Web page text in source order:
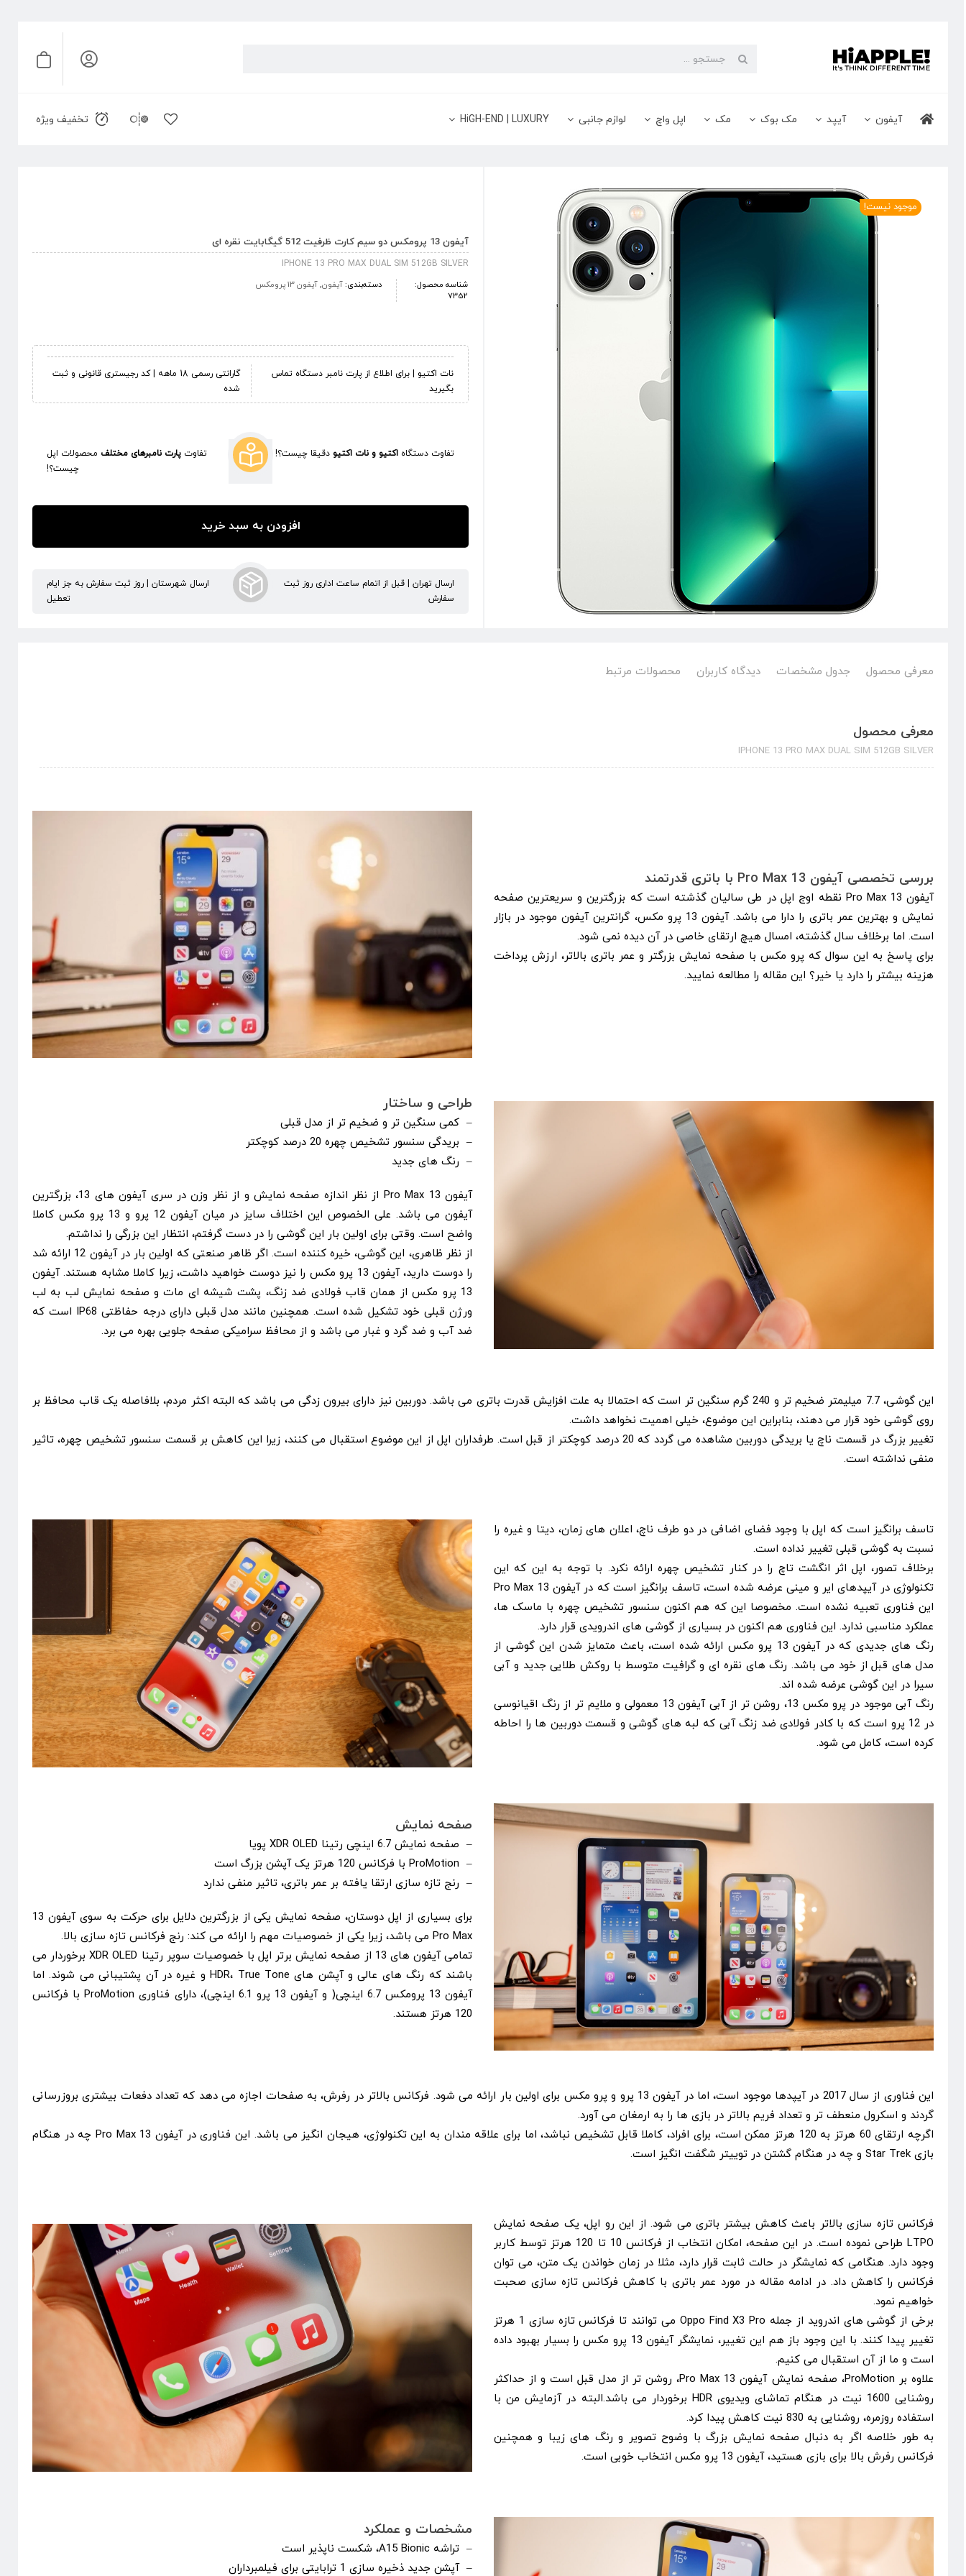
content
جستجو
آیفون آیپد مک بوک مک اپل واچ لوازم جانبی HiGH-END | LUXURY تخفیف ویژه
موجود نیست!
آیفون 13 پرومکس دو سیم کارت ظرفیت 512 گیگابایت نقره ای
IPHONE 13 PRO MAX DUAL SIM 512GB SILVER
شناسه محصول:
7352
دسته‌بندی:آیفون,آیفون 13 پرومکس
نات اکتیو | برای اطلاع از پارت نامبر دستگاه تماس
بگیرید
گارانتی رسمی 18 ماهه | کد رجیستری قانونی و ثبت
شده
تفاوت دستگاه اکتیو و نات اکتیو دقیقا چیست؟! تفاوت پارت نامبرهای مختلف محصولات اپل
چیست؟!
افزودن به سبد خرید
ارسال تهران | قبل از اتمام ساعت اداری روز ثبت
سفارش
ارسال شهرستان | روز ثبت سفارش به جز ایام
تعطیل
معرفی محصول جدول مشخصات دیدگاه کاربران محصولات مرتبط
معرفی محصول
IPHONE 13 PRO MAX DUAL SIM 512GB SILVER
بررسی تخصصی آیفون 13 Pro Max با باتری قدرتمند
آیفون 13 Pro Max نقطه اوج اپل در طی سالیان گذشته است که بزرگترین و سریعترین صفحه
نمایش و بهترین عمر باتری را دارا می باشد. آیفون 13 پرو مکس، گرانترین آیفون موجود در بازار
است. اما برخلاف سال گذشته، امسال هیچ ارتقای خاصی در آن دیده نمی شود.
برای پاسخ به این سوال که پرو مکس با صفحه نمایش بزرگتر و عمر باتری بالاتر، ارزش پرداخت
هزینه بیشتر را دارد یا خیر؟ این مقاله را مطالعه نمایید.
طراحی و ساختار
– کمی سنگین تر و ضخیم تر از مدل قبلی
– بریدگی سنسور تشخیص چهره 20 درصد کوچکتر
– رنگ های جدید
آیفون 13 Pro Max از نظر اندازه صفحه نمایش و از نظر وزن در سری آیفون های 13، بزرگترین
آیفون می باشد. علی الخصوص این اختلاف سایز در میان آیفون 12 پرو و 13 پرو مکس کاملا
واضح است. وقتی برای اولین بار این گوشی را در دست گرفتم، انتظار این بزرگی را نداشتم.
از نظر ظاهری، این گوشی، خیره کننده است. اگر ظاهر صنعتی که اولین بار در آیفون 12 ارائه شد
را دوست دارید، آیفون 13 پرو مکس را نیز دوست خواهید داشت، زیرا کاملا مشابه هستند. آیفون
13 پرو مکس از همان قاب فولادی ضد زنگ، پشت شیشه ای مات و صفحه نمایش لب به لب
ورژن قبلی خود تشکیل شده است. همچنین مانند مدل قبلی دارای درجه حفاظتی IP68 است که
ضد آب و ضد گرد و غبار می باشد و از محافظ سرامیکی صفحه جلویی بهره می برد.
این گوشی، 7.7 میلیمتر ضخیم تر و 240 گرم سنگین تر است که احتمالا به علت افزایش قدرت باتری می باشد. دوربین نیز دارای بیرون زدگی می باشد که البته اکثر مردم، بلافاصله یک قاب محافظ بر
روی گوشی خود قرار می دهند، بنابراین این موضوع، خیلی اهمیت نخواهد داشت.
تغییر بزرگ در قسمت ناچ یا بریدگی دوربین مشاهده می گردد که 20 درصد کوچکتر از قبل است. طرفداران اپل از این موضوع استقبال می کنند، زیرا این کاهش بر قسمت سنسور تشخیص چهره، تاثیر
منفی نداشته است.
تاسف برانگیز است که اپل با وجود فضای اضافی در دو طرف ناچ، اعلان های زمان، دیتا و غیره را
نسبت به گوشی قبلی تغییر نداده است.
برخلاف تصور، اپل اثر انگشت تاچ را در کنار تشخیص چهره ارائه نکرد. با توجه به این که این
تکنولوژی در آیپدهای ایر و مینی عرضه شده است، تاسف برانگیز است که در آیفون 13 Pro Max
این فناوری تعبیه نشده است. مخصوصا این که هم اکنون سنسور تشخیص چهره با ماسک ها،
عملکرد مناسبی ندارد. این فناوری هم اکنون در بسیاری از گوشی های اندرویدی قرار دارد.
رنگ های جدیدی که در آیفون 13 پرو مکس ارائه شده است، باعث متمایز شدن این گوشی از
مدل های قبل از خود می باشد. رنگ های نقره ای و گرافیت متوسط با روکش طلایی جدید و آبی
سیرا در این گوشی عرضه شده اند.
رنگ آبی موجود در پرو مکس 13، روشن تر از آبی آیفون 13 معمولی و ملایم تر از رنگ اقیانوسی
در 12 پرو است که با کادر فولادی ضد زنگ آبی که لبه های گوشی و قسمت دوربین ها را احاطه
کرده است، کامل می شود.
صفحه نمایش
– صفحه نمایش 6.7 اینچی رتینا XDR OLED پویا
– ProMotion با فرکانس 120 هرتز یک آپشن بزرگ است
– رنج تازه سازی ارتقا یافته بر عمر باتری، تاثیر منفی ندارد
برای بسیاری از اپل دوستان، صفحه نمایش یکی از بزرگترین دلایل برای حرکت به سوی آیفون 13
Pro Max می باشد، زیرا یکی از خصوصیات مهم را ارائه می کند: رنج فرکانس تازه سازی بالا.
تمامی آیفون های 13 از صفحه نمایش برتر اپل با خصوصیات سوپر رتینا XDR OLED برخوردار می
باشند که رنگ های عالی و آپشن های HDR، True Tone و غیره در آن پشتیبانی می شوند. اما
آیفون 13 پرومکس 6.7 اینچی( و آیفون 13 پرو 6.1 اینچی)، دارای فناوری ProMotion با فرکانس
120 هرتز هستند.
این فناوری از سال 2017 در آیپدها موجود است، اما در آیفون 13 پرو و پرو مکس برای اولین بار ارائه می شود. فرکانس بالاتر در رفرش، به صفحات اجازه می دهد که تعداد دفعات بیشتری بروزرسانی
گردند و اسکرول منعطف تر و تعداد فریم بالاتر در بازی ها را به ارمغان می آورد.
اگرچه ارتقای 60 هرتز به 120 هرتز ممکن است، برای افراد، کاملا قابل تشخیص نباشد، اما برای علاقه مندان به این تکنولوژی، هیجان انگیز می باشد. این فناوری در آیفون 13 Pro Max چه در هنگام
بازی Star Trek و چه در هنگام گشتن در توییتر شگفت انگیز است.
فرکانس تازه سازی بالاتر باعث کاهش بیشتر باتری می شود. از این رو اپل، یک صفحه نمایش
LTPO طراحی نموده است. در این صفحه، امکان انتخاب از فرکانس 10 تا 120 هرتز توسط کاربر
وجود دارد. هنگامی که نمایشگر در حالت ثابت قرار دارد، مثلا در زمان خواندن یک متن، می توان
فرکانس را کاهش داد. در ادامه مقاله در مورد عمر باتری با کاهش فرکانس تازه سازی صحبت
خواهیم نمود.
برخی از گوشی های اندروید از جمله Oppo Find X3 Pro می توانند تا فرکانس تازه سازی 1 هرتز
تغییر پیدا کنند. با این وجود باز هم این تغییر، نمایشگر آیفون 13 پرو مکس را بسیار بهبود داده
است و ما از آن استقبال می کنیم.
علاوه بر ProMotion، صفحه نمایش آیفون 13 Pro Max، روشن تر از مدل قبل است و از حداکثر
روشنایی 1600 نیت در هنگام تماشای ویدیوی HDR برخوردار می باشد.البته در آزمایش من با
استفاده روزمره، روشنایی به 830 نیت کاهش پیدا کرد.
به طور خلاصه اگر به دنبال صفحه نمایش بزرگ با وضوح تصویر و رنگ های زیبا و همچنین
فرکانس رفرش بالا برای بازی هستید، آیفون 13 پرو مکس انتخاب خوبی است.
مشخصات و عملکرد
– تراشه A15 Bionic، شکست ناپذیر است
– آپشن جدید ذخیره سازی 1 ترابایتی برای فیلمبرداران